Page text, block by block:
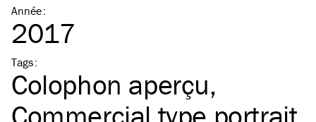
Année:
2017
Tags:
Colophon aperçu